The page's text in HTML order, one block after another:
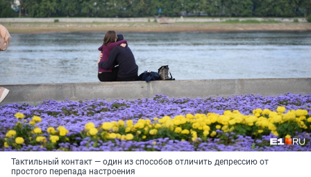
Тактильный контакт — один из способов отличить депрессию от
простого перепада настроения